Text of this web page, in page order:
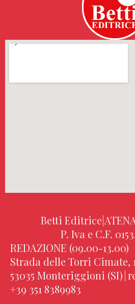
Betti Editrice|
P. Iva e C.F.
REDAZIONE (09.00-13.00)
Strada delle Torri Cimate,
53035 Monteriggioni (SI)|
+39 351 8389983